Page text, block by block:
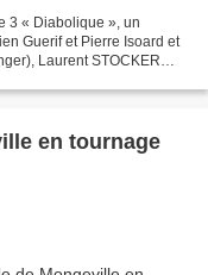
3 « Diabolique », un
Guerif et Pierre Isoard et
Laurent STOCKER
en tournage